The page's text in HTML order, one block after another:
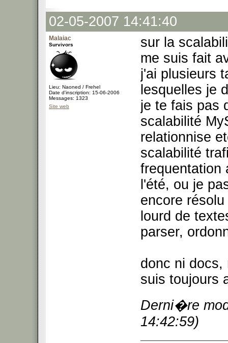
02-05-2007 14:41:40
Malaiac
Survivors
Lieu: Naoned / Frehel
Date d'inscription: 15-06-2006
Messages: 1323
Site web
sur la
me suis fait
j'ai plusieurs
lesquelles je
je te fais pas
scalabilité
relationnise
scalabilité
frequentation
l'été, ou je
encore
lourd de
parser,
donc ni docs,
suis toujours
Derni�re
14:42:59)